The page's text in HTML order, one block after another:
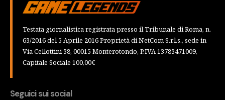
Testata giornalistica registrata presso il Tribunale di Roma, n.
63/2016 del 5 Aprile 2016 Proprietà di NetCom S.r.l.s., sede in
Via Cellottini 38, 00015 Monterotondo, P.IVA 13783471009,
Capitale Sociale 100,00€
Seguici sui social